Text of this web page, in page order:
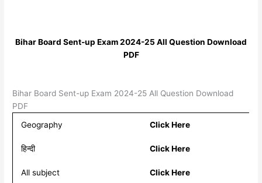
Bihar Board Sent-up Exam 2024-25 All Question Download
PDF
Bihar Board Sent-up Exam 2024-25 All Question Download
PDF
Geography
Click Here
हिन्दी Click Here
All subject Click Here